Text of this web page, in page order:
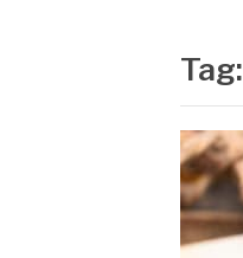
Tag: